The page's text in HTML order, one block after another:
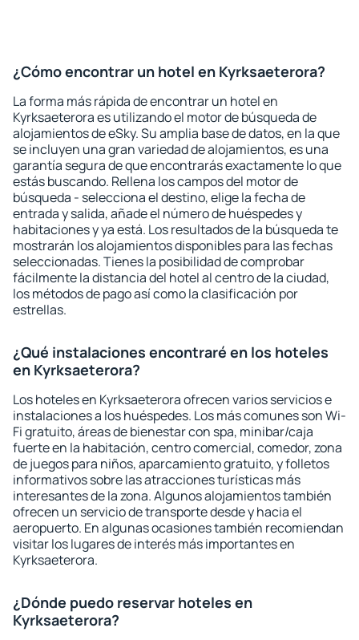
¿Cómo encontrar un hotel en Kyrksaeterora?
La forma más rápida de encontrar un hotel en
Kyrksaeterora es utilizando el motor de búsqueda de
alojamientos de eSky. Su amplia base de datos, en la que
se incluyen una gran variedad de alojamientos, es una
garantía segura de que encontrarás exactamente lo que
estás buscando. Rellena los campos del motor de
búsqueda - selecciona el destino, elige la fecha de
entrada y salida, añade el número de huéspedes y
habitaciones y ya está. Los resultados de la búsqueda te
mostrarán los alojamientos disponibles para las fechas
seleccionadas. Tienes la posibilidad de comprobar
fácilmente la distancia del hotel al centro de la ciudad,
los métodos de pago así como la clasificación por
estrellas.
¿Qué instalaciones encontraré en los hoteles
en Kyrksaeterora?
Los hoteles en Kyrksaeterora ofrecen varios servicios e
instalaciones a los huéspedes. Los más comunes son Wi-
Fi gratuito, áreas de bienestar con spa, minibar/caja
fuerte en la habitación, centro comercial, comedor, zona
de juegos para niños, aparcamiento gratuito, y folletos
informativos sobre las atracciones turísticas más
interesantes de la zona. Algunos alojamientos también
ofrecen un servicio de transporte desde y hacia el
aeropuerto. En algunas ocasiones también recomiendan
visitar los lugares de interés más importantes en
Kyrksaeterora.
¿Dónde puedo reservar hoteles en
Kyrksaeterora?